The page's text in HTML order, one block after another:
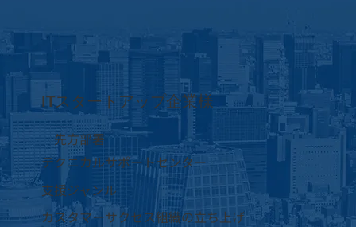
ITスタートアップ企業様
先方部署
テクニカルサポートセンター
支援ジャンル
カスタマーサクセス組織の立ち上げ